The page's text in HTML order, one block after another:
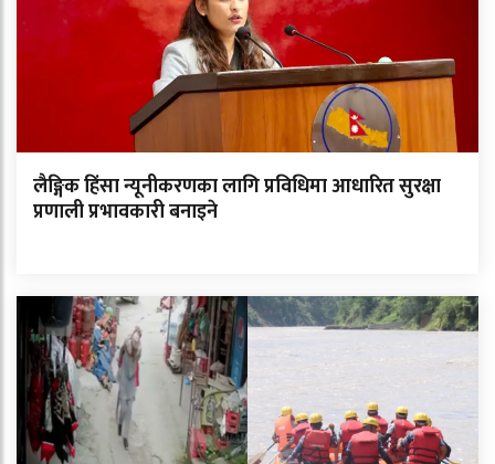
लैङ्गिक हिंसा न्यूनीकरणका लागि प्रविधिमा आधारित सुरक्षा
प्रणाली प्रभावकारी बनाइने